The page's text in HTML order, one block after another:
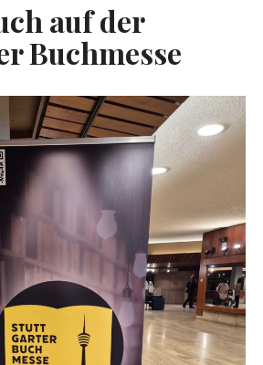
auf der
Buchmesse